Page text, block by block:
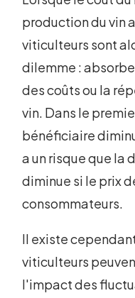
production du vin
viticulteurs sont
dilemme :
des coûts ou la
vin. Dans le
bénéficiaire
a un risque que la
diminue si le prix
consommateurs.
Il existe
viticulteurs
l'impact des